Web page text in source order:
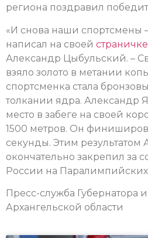
региона поздравил
«И снова наши спортсмены
написал на своей
Александр Цыбульский. –
взяло золото в метании
спортсменка стала
толкании ядра. Александр
место в забеге на своей
1500 метров. Он
секунды. Этим результатом
окончательно закрепил за
России на Паралимпийских
Пресс-служба Губернатора
Архангельской области